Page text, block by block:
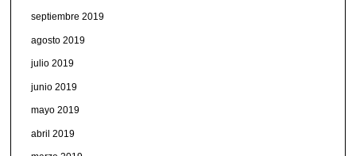
septiembre 2019
agosto 2019
julio 2019
junio 2019
mayo 2019
abril 2019